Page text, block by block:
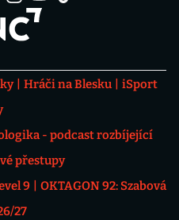
Hráči na Blesku
iSport
- podcast rozbíjející
přestupy
9
OKTAGON 92: Szabová
27